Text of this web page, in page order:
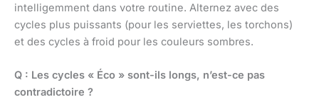
intelligemment dans votre routine. Alternez avec des
cycles plus puissants (pour les serviettes, les torchons)
et des cycles à froid pour les couleurs sombres.
Q : Les cycles « Éco » sont-ils longs, n’est-ce pas
contradictoire ?